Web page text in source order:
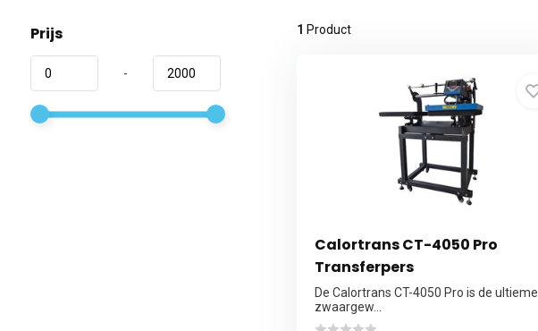
Prijs
-
1 Product
Calortrans CT-4050 Pro
Transferpers
De Calortrans CT-4050 Pro is de ultieme
zwaargew...